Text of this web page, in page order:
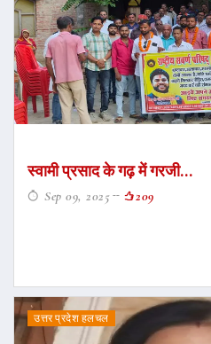
स्वामी प्रसाद के गढ़ में गरजी...
Sep 09, 2025 209
उत्तर प्रदेश हलचल